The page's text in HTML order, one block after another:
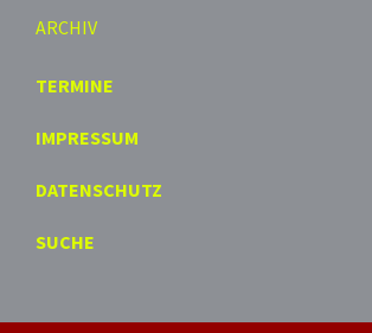
ARCHIV
TERMINE
IMPRESSUM
DATENSCHUTZ
SUCHE